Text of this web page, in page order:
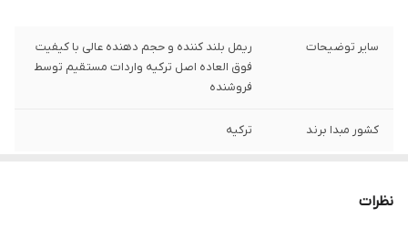
سایر توضیحات
ریمل بلند کننده و حجم دهنده عالی با کیفیت
فوق العاده اصل ترکیه واردات مستقیم توسط
فروشنده
کشور مبدا برند ترکیه
نظرات